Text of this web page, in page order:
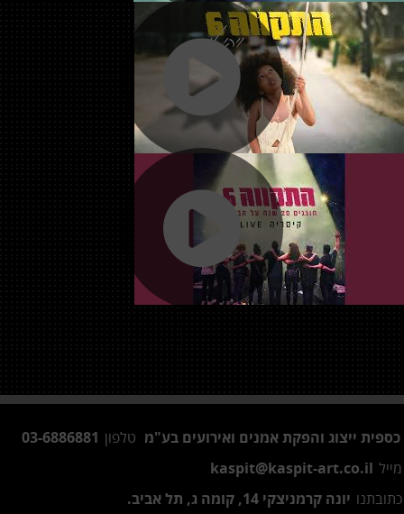
ייצוג והפקת אמנים ואירועים בע"מ טלפון03-6886881
kaspit@kaspit-art.co.il
יונה קרמניצקי 14, קומה ג, תל אביב.